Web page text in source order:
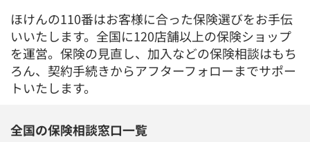
ほけんの110番はお客様に合った保険選びをお手伝
いいたします。全国に120店舗以上の保険ショップ
を運営。保険の見直し、加入などの保険相談はもち
ろん、契約手続きからアフターフォローまでサポー
トいたします。
全国の保険相談窓口一覧